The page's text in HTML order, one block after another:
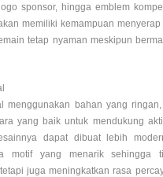
sponsor, hingga emblem
memiliki kemampuan
tetap nyaman meskipun
menggunakan bahan yang
yang baik untuk mendukung
dapat dibuat lebih
motif yang menarik sehingga
juga meningkatkan rasa